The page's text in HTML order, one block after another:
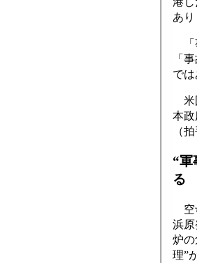
あり
「
「
で
米
本政
（拍
“
る
空
浜
炉
理”